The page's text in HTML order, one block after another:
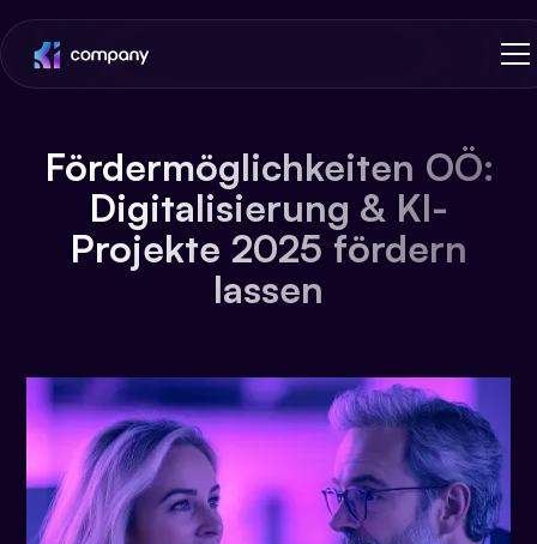
Fördermöglichkeiten OÖ:
Digitalisierung & KI-
Projekte 2025 fördern
lassen